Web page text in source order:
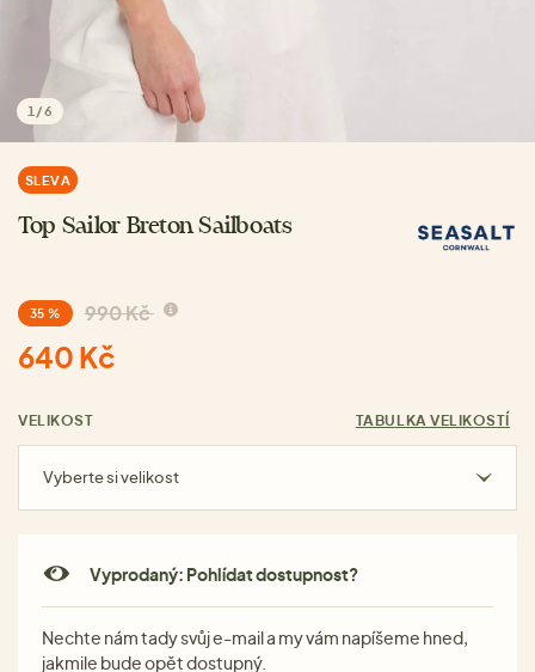
1 /6
SLEVA
Top Sailor Breton Sailboats
35 % 990 Kč
640 Kč
VELIKOST TABULKA VELIKOSTÍ
Vyberte si velikost
Vyprodaný: Pohlídat dostupnost?
Nechte nám tady svůj e-mail a my vám napíšeme hned,
jakmile bude opět dostupný.